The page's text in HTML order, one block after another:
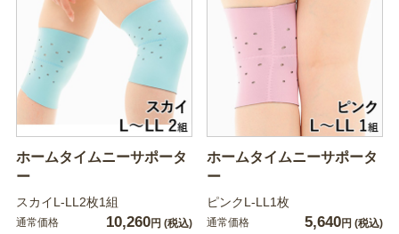
ホームタイムニーサポータ
ー
スカイL-LL2枚1組
通常価格 10,260円 (税込)
ホームタイムニーサポータ
ー
ピンクL-LL1枚
通常価格 5,640円 (税込)